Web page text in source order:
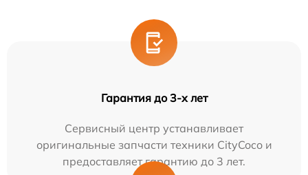
Гарантия до 3-х лет
Сервисный центр устанавливает
оригинальные запчасти техники CityCoco и
предоставляет гарантию до 3 лет.